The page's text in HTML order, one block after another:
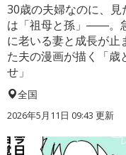
30歳の夫婦なのに、見
は「祖母と孫」――。
に老いる妻と成長が止
た夫の漫画が描く「歳
せ」
全国
2026年5月11日 09:43 更新